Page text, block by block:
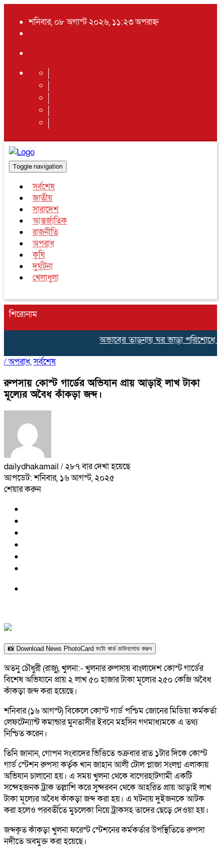
শনিবার, ০৮ অগাস্ট ২০২৬, ১১:২৩ অপরাহ্ন
Toggle navigation
সর্বশেষ
জাতীয়
সারাদেশ
আন্তর্জাতিক
রাজনীতি
অপরাধ
কৃষি
দুর্ঘটনা
খেলাধুলা
শিরোনাম
অভাবের তাড়নায় ঘর ভাড়া পরিশোধে ৫০০
/অপরাধ,সর্বশেষ
রুপসায় কোস্ট গার্ডের অভিযান প্রায় আড়াই লাখ টাকা
মূল্যের অবৈধ কাঁকড়া জব্দ।
dailydhakamail / ২৮৭ বার দেখা হয়েছে
আপডেট: শনিবার, ১৬ আগস্ট, ২০২৫
শেয়ার করুন
📸 Download News PhotoCard ফটো কার্ড ডাউনলোড করুন
অতনু চৌধুরী (রাজু), খুলনা:- খুলনার রুপসায় বাংলাদেশ কোস্ট গার্ডের
বিশেষ অভিযানে প্রায় ২ লাখ ৫০ হাজার টাকা মূল্যের ২৫০ কেজি অবৈধ
কাঁকড়া জব্দ করা হয়েছে।
শনিবার (১৬ আগস্ট) বিকেলে কোস্ট গার্ড পশ্চিম জোনের মিডিয়া কর্মকর্তা
লেফটেন্যান্ট কমান্ডার মুনতাসীর ইবনে মহসিন গণমাধ্যমকে এ তথ্য
নিশ্চিত করেন।
তিনি জানান, গোপন সংবাদের ভিত্তিতে শুক্রবার রাত ১টার দিকে কোস্ট
গার্ড স্টেশন রুপসা কর্তৃক খান জাহান আলী টোল প্লাজা সংলগ্ন এলাকায়
অভিযান চালানো হয়। এ সময় খুলনা থেকে বাগেরহাটগামী একটি
সন্দেহজনক ট্রাক তল্লাশি করে সুন্দরবন থেকে আহরিত প্রায় আড়াই লাখ
টাকা মূল্যের অবৈধ কাঁকড়া জব্দ করা হয়। এ ঘটনায় দুইজনকে আটক
করা হলেও পরবর্তীতে মুচলেকা নিয়ে ট্রাকসহ তাদের ছেড়ে দেওয়া হয়।
জব্দকৃত কাঁকড়া খুলনা ফরেস্ট স্টেশনের কর্মকর্তার উপস্থিতিতে রুপসা
নদীতে অবমুক্ত করা হয়েছে।